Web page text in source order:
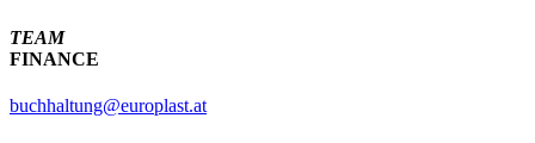
TEAM
FINANCE
buchhaltung@europlast.at